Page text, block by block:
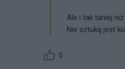
Ale i tak taniej
Nie sztuką jest
0